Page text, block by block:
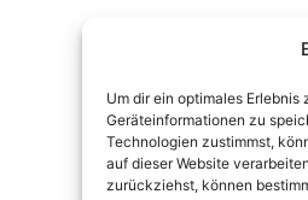
Um dir ein optimales
Geräteinformationen zu
Technologien zustimmst,
auf dieser Website
zurückziehst, können